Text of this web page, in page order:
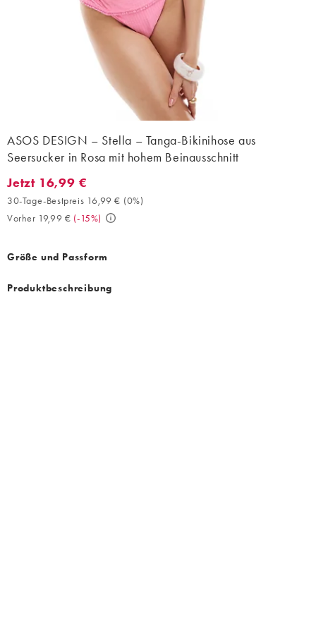
ASOS DESIGN – Stella – Tanga-Bikinihose aus
Seersucker in Rosa mit hohem Beinausschnitt
Jetzt 16,99 €. 30-Tage-Bestpreis 16,99 € (0%). Vorher 19,99 €.
Jetzt 16,99 €
30-Tage-Bestpreis 16,99 € (0%)
Vorher 19,99 € (-15%)
Größe und Passform
Produktbeschreibung